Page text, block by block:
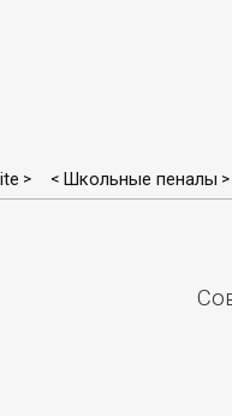
> < Школьные пеналы >